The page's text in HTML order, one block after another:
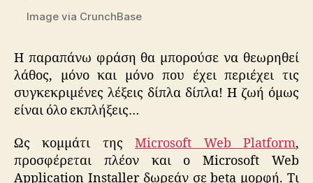
Image via CrunchBase
Η παραπάνω φράση θα μπορούσε να θεωρηθεί
λάθος, μόνο και μόνο που έχει περιέχει τις
συγκεκριμένες λέξεις δίπλα δίπλα! Η ζωή όμως
είναι όλο εκπλήξεις…
Ως κομμάτι τηςMicrosoft Web Platform,
προσφέρεται πλέον και ο Microsoft Web
Application Installer δωρεάν σε beta μορφή. Tι